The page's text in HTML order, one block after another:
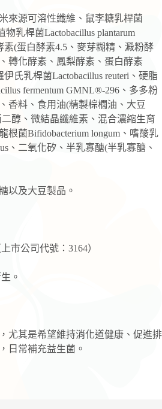
來源可溶性纖維、鼠李糖乳桿菌
物乳桿菌Lactobacillus plantarum
(蛋白酵素4.5、麥芽糊精、澱粉酵
轉化酵素、鳳梨酵素、蛋白酵素
氏乳桿菌Lactobacillus reuteri、硬脂
fermentum GMNL®-296、多多粉
香料、食用油(精製棕櫚油、大豆
醇、微結晶纖維素、混合濃縮生育
根菌Bifidobacterium longum、嗜酸乳
、二氧化矽、半乳寡醣(半乳寡醣、
以及大豆製品。
市公司代號：3164）
。
尤其是希望維持消化道健康、促進排
日常補充益生菌。